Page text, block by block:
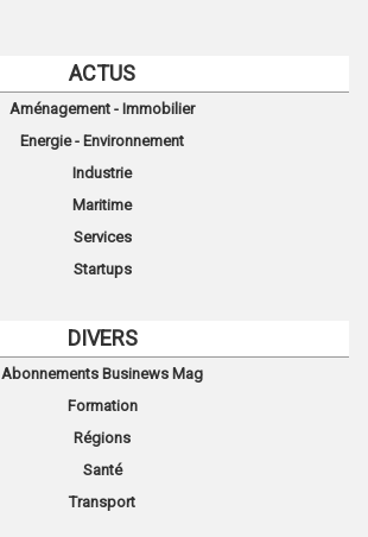
ACTUS
Aménagement - Immobilier
Energie - Environnement
Industrie
Maritime
Services
Startups
DIVERS
Abonnements Businews Mag
Formation
Régions
Santé
Transport